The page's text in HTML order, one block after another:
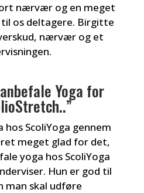
nærvær og en meget
os deltagere. Birgitte
nærvær og et
Yoga for
hos ScoliYoga gennem
meget glad for det,
yoga hos ScoliYoga
Hun er god til
man skal udføre